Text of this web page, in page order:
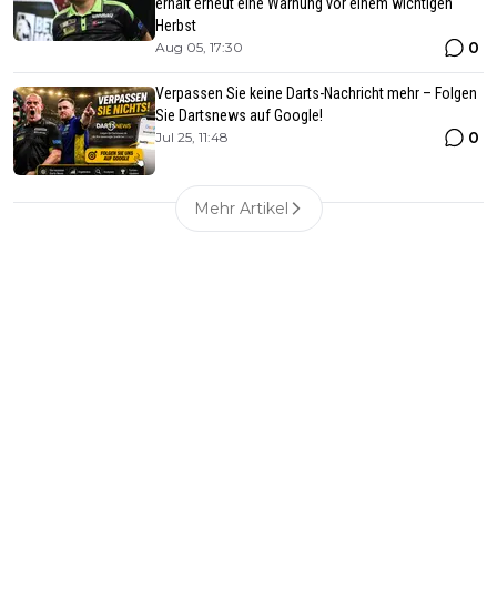
erhält erneut eine Warnung vor einem wichtigen
Herbst
Aug 05, 17:30 0
Verpassen Sie keine Darts-Nachricht mehr – Folgen
Sie Dartsnews auf Google!
Jul 25, 11:48 0
Mehr Artikel